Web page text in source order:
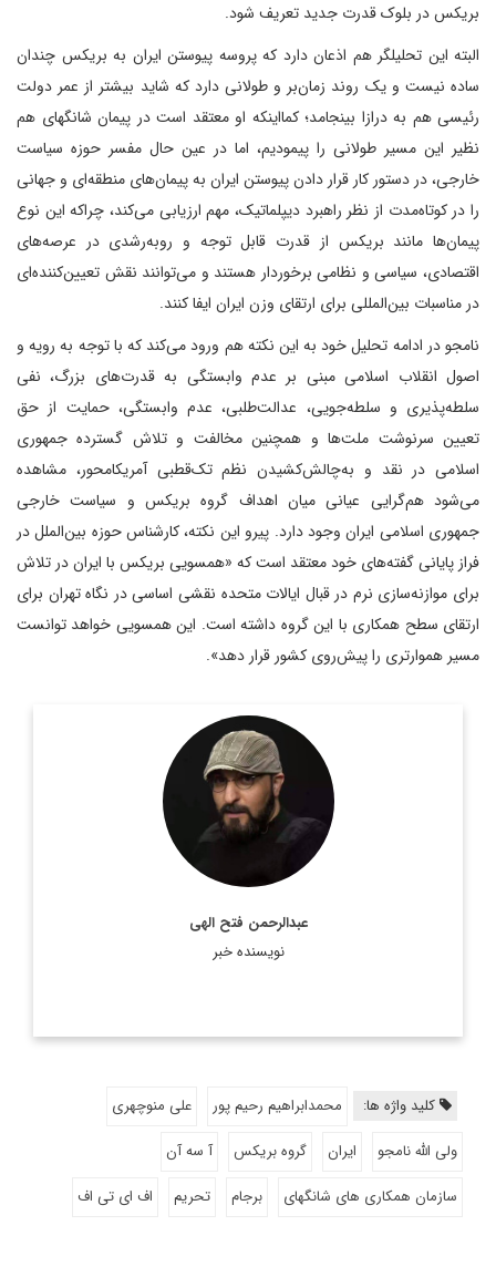
بریکس در بلوک قدرت جدید تعریف شود.
البته این تحلیلگر هم اذعان دارد که پروسه پیوستن ایران به بریکس چندان
ساده نیست و یک روند زمان‌بر و طولانی دارد که شاید بیشتر از عمر دولت
رئیسی هم به درازا بینجامد؛ کمااینکه او معتقد است در پیمان شانگهای هم
نظیر این مسیر طولانی را پیمودیم، اما در عین حال مفسر حوزه سیاست
خارجی، در دستور کار قرار دادن پیوستن ایران به پیمان‌های منطقه‌ای و جهانی
را در کوتاه‌مدت از نظر راهبرد دیپلماتیک، مهم ارزیابی می‌کند، چراکه این نوع
پیمان‌ها مانند بریکس از قدرت قابل توجه و روبه‌رشدی در عرصه‌های
اقتصادی، سیاسی و نظامی برخوردار هستند و می‌توانند نقش تعیین‌کننده‌ای
در مناسبات بین‌المللی برای ارتقای وزن ایران ایفا کنند.
نامجو در ادامه تحلیل خود به این نکته هم ورود می‌کند که با توجه به رویه و
اصول انقلاب اسلامی مبنی بر عدم وابستگی به قدرت‌های بزرگ، نفی
سلطه‌پذیری و سلطه‌جویی، عدالت‌طلبی، عدم وابستگی، حمایت از حق
تعیین سرنوشت ملت‌ها و همچنین مخالفت و تلاش گسترده جمهوری
اسلامی در نقد و به‌چالش‌کشیدن نظم تک‌قطبی آمریکامحور، مشاهده
می‌شود هم‌گرایی عیانی میان اهداف گروه بریکس و سیاست خارجی
جمهوری اسلامی ایران وجود دارد. پیرو این نکته، کارشناس حوزه بین‌الملل در
فراز پایانی گفته‌های خود معتقد است که «همسویی بریکس با ایران در تلاش
برای موازنه‌سازی نرم در قبال ایالات متحده نقشی اساسی در نگاه تهران برای
ارتقای سطح همکاری با این گروه داشته است. این همسویی خواهد توانست
مسیر هموارتری را پیش‌روی کشور قرار دهد».
عبدالرحمن فتح الهی
نویسنده خبر
روزنامه نگار و کارشناس ارشد روزنامه نگاری سیاسی و عضو
تحریریه دیپلماسی ایرانی.
اطلاعات بیشتر
کلید واژه ها: محمدابراهیم رحیم پور
علی منوچهری
ولی الله نامجو
ایران گروه بریکس
آ سه آن
سازمان همکاری های شانگهای
برجام تحریم اف ای تی اف